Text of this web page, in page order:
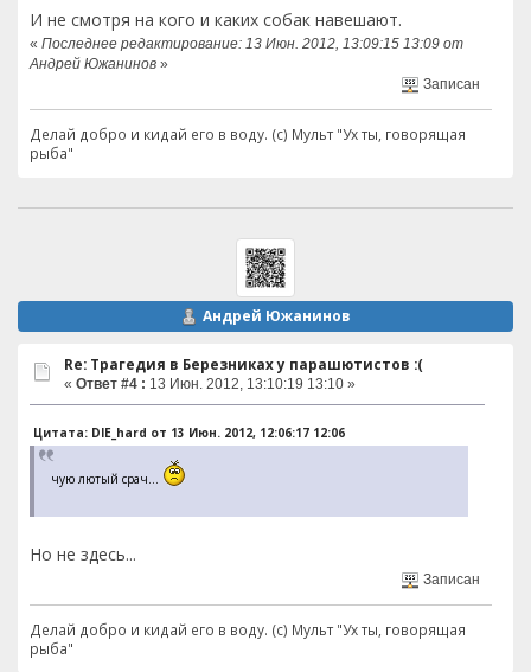
И не смотря на кого и каких собак навешают.
« Последнее редактирование: 13 Июн. 2012, 13:09:15 13:09 от
Андрей Южанинов »
Записан
Делай добро и кидай его в воду. (с) Мульт "Ух ты, говорящая
рыба"
Андрей Южанинов
Re: Трагедия в Березниках у парашютистов :(
« Ответ #4 : 13 Июн. 2012, 13:10:19 13:10 »
Цитата: DIE_hard от 13 Июн. 2012, 12:06:17 12:06
чую лютый срач...
Но не здесь...
Записан
Делай добро и кидай его в воду. (с) Мульт "Ух ты, говорящая
рыба"